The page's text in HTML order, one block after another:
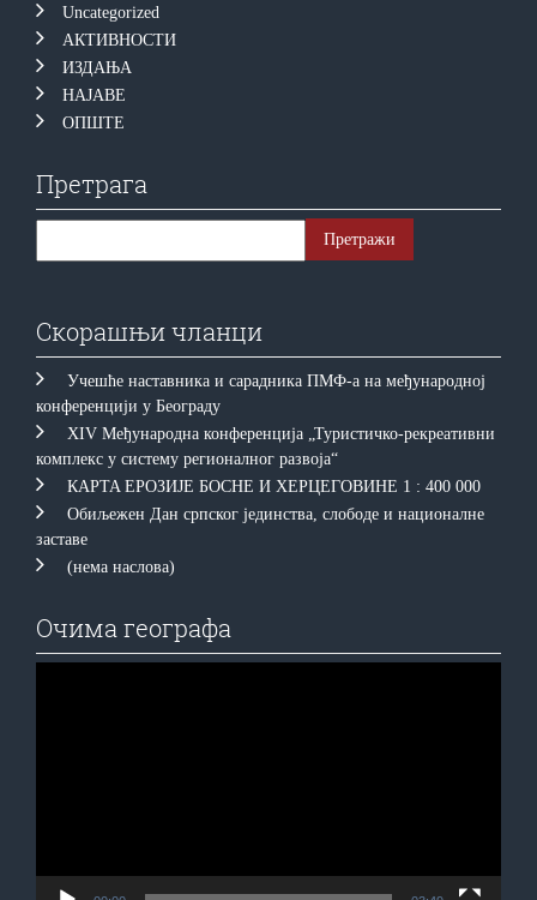
Uncategorized
АКТИВНОСТИ
ИЗДАЊА
НАЈАВЕ
ОПШТЕ
Претрага
Скорашњи чланци
Учешће наставника и сарадника ПМФ-а на међународној
конференцији у Београду
XIV Међународна конференција „Туристичко-рекреативни
комплекс у систему регионалног развоја“
КAРTA EРOЗИJE БOСНE И ХEРЦEГOВИНE 1 : 400 000
Обиљежен Дан српског јединства, слободе и националне
заставе
(нема наслова)
Очима географа